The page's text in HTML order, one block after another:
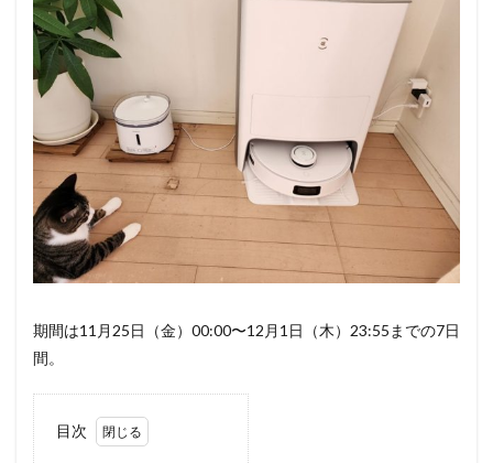
期間は11月25日（金）00:00〜12月1日（木）23:55までの7日
間。
目次